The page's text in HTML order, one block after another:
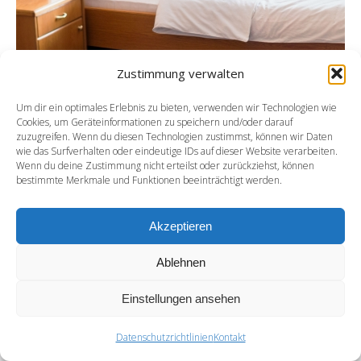
Zustimmung verwalten
Um dir ein optimales Erlebnis zu bieten, verwenden wir Technologien wie
Cookies, um Geräteinformationen zu speichern und/oder darauf
zuzugreifen. Wenn du diesen Technologien zustimmst, können wir Daten
wie das Surfverhalten oder eindeutige IDs auf dieser Website verarbeiten.
Wenn du deine Zustimmung nicht erteilst oder zurückziehst, können
bestimmte Merkmale und Funktionen beeinträchtigt werden.
Akzeptieren
Ablehnen
Einstellungen ansehen
DatenschutzrichtlinienKontakt
Footer